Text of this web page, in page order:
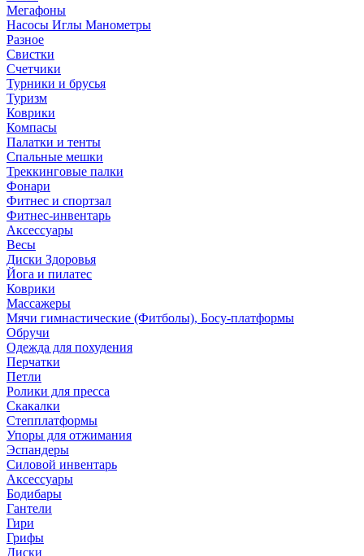
Мегафоны
Насосы Иглы Манометры
Разное
Свистки
Счетчики
Турники и брусья
Туризм
Коврики
Компасы
Палатки и тенты
Спальные мешки
Треккинговые палки
Фонари
Фитнес и спортзал
Фитнес-инвентарь
Аксессуары
Весы
Диски Здоровья
Йога и пилатес
Коврики
Массажеры
Мячи гимнастические (Фитболы), Босу-платформы
Обручи
Одежда для похудения
Перчатки
Петли
Ролики для пресса
Скакалки
Степплатформы
Упоры для отжимания
Эспандеры
Силовой инвентарь
Аксессуары
Бодибары
Гантели
Гири
Грифы
Диски